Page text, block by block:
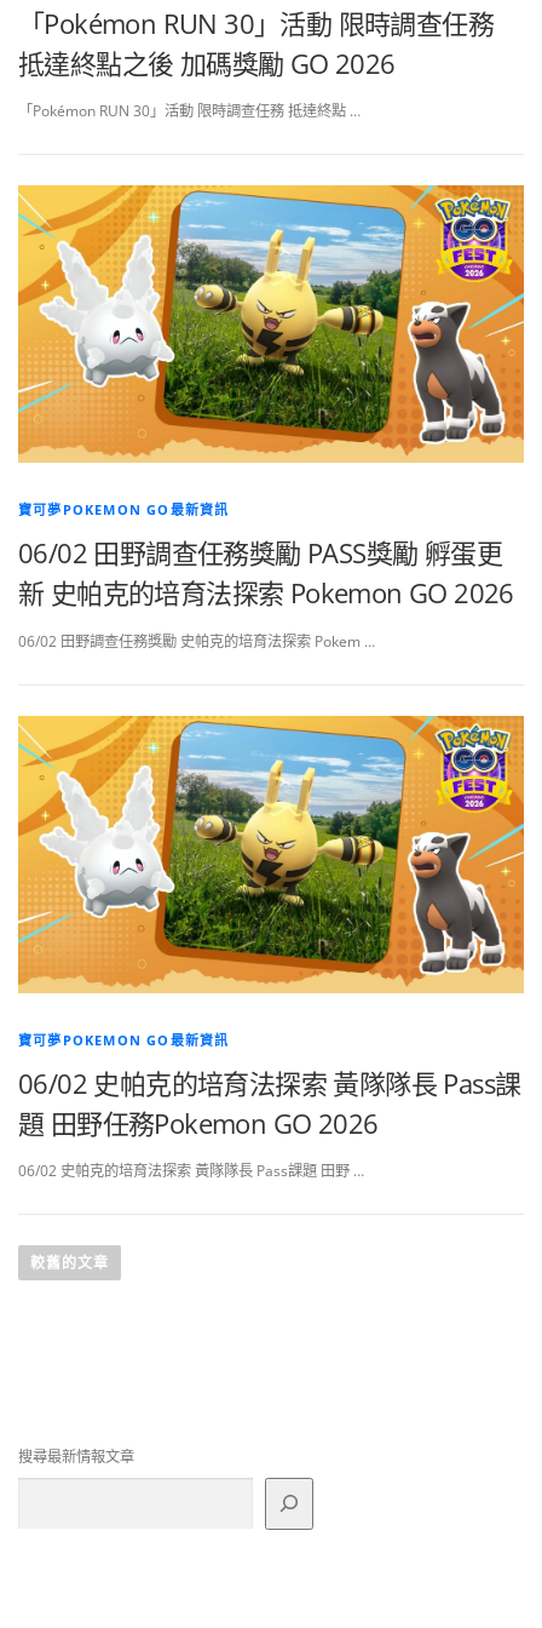
「Pokémon RUN 30」活動 限時調查任務
抵達終點之後 加碼獎勵 GO 2026
「Pokémon RUN 30」活動 限時調查任務 抵達終點 …
寶可夢POKEMON GO最新資訊
06/02 田野調查任務獎勵 PASS獎勵 孵蛋更
新 史帕克的培育法探索 Pokemon GO 2026
06/02 田野調查任務獎勵 史帕克的培育法探索 Pokem …
寶可夢POKEMON GO最新資訊
06/02 史帕克的培育法探索 黃隊隊長 Pass課
題 田野任務Pokemon GO 2026
06/02 史帕克的培育法探索 黃隊隊長 Pass課題 田野 …
章
較舊的文章
搜尋最新情報文章